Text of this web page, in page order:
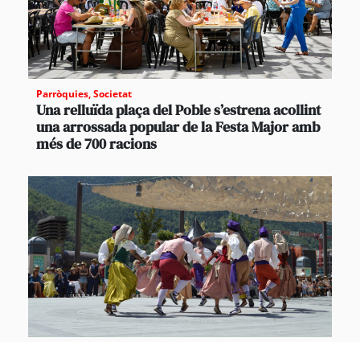
Parròquies,Societat
Una relluïda plaça del Poble s’estrena acollint
una arrossada popular de la Festa Major amb
més de 700 racions